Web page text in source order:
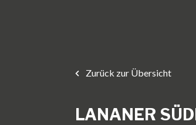
Zurück zur Übersicht
LANANER